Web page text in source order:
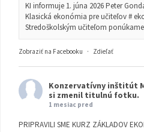
KI informuje 1. júna 2026 Peter
Klasická ekonómia pre učiteľov #
Stredoškolským učiteľom
Zobraziť na Facebooku · Zdieľať
Konzervatívny inštitút
si zmenil titulnú fotku.
1 mesiac pred
PRIPRAVILI SME KURZ ZÁKLADOV